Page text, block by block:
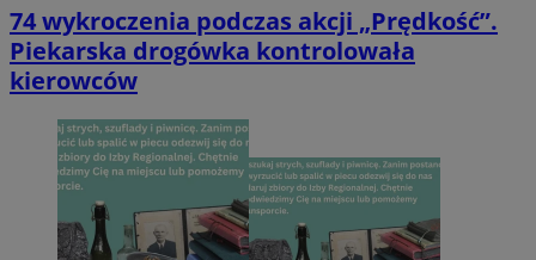
74 wykroczenia podczas akcji „Prędkość”.
Piekarska drogówka kontrolowała
kierowców